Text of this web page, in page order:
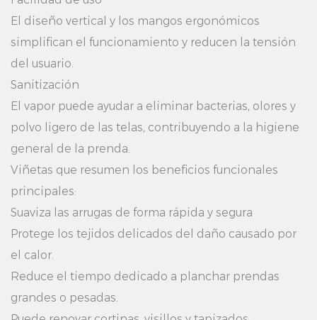
El diseño vertical y los mangos ergonómicos
simplifican el funcionamiento y reducen la tensión
del usuario.
Sanitización
El vapor puede ayudar a eliminar bacterias, olores y
polvo ligero de las telas, contribuyendo a la higiene
general de la prenda.
Viñetas que resumen los beneficios funcionales
principales:
Suaviza las arrugas de forma rápida y segura
Protege los tejidos delicados del daño causado por
el calor.
Reduce el tiempo dedicado a planchar prendas
grandes o pesadas.